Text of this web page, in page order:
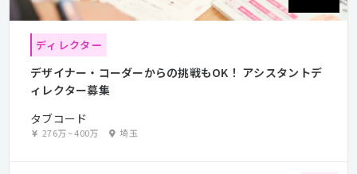
ディレクター
デザイナー・コーダーからの挑戦もOK！ アシスタントデ
ィレクター募集
タブコード
276万~400万 埼玉